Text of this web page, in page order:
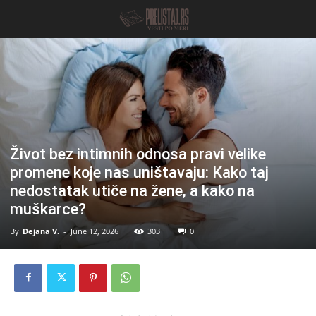
Život bez intimnih odnosa pravi velike
promene koje nas uništavaju: Kako taj
nedostatak utiče na žene, a kako na
muškarce?
By Dejana V. - June 12, 2026 303 0